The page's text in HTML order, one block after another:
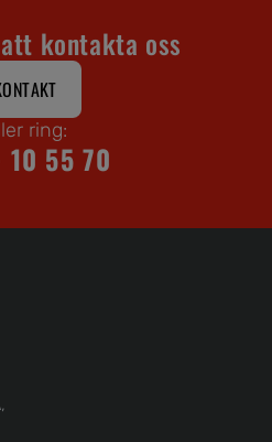
kontakta oss
ring:
55 70